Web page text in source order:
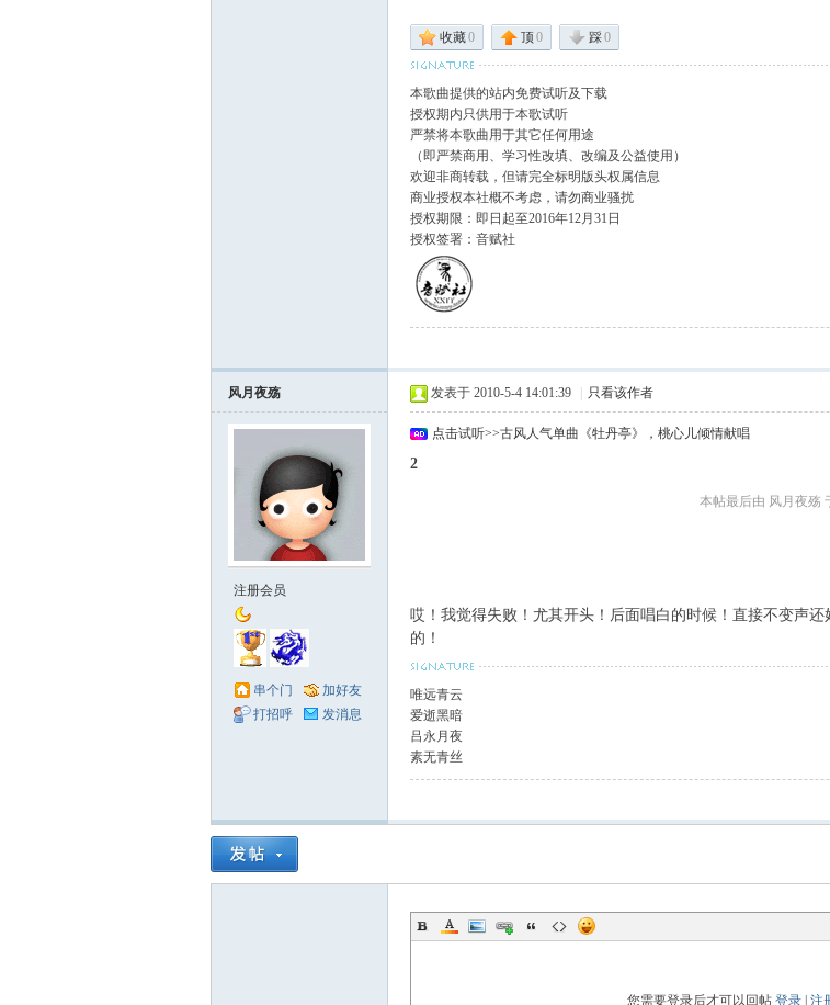
收藏0 顶0 踩0
本歌曲提供的站内免费试听及下载
授权期内只供用于本歌试听
严禁将本歌曲用于其它任何用途
（即严禁商用、学习性改填、改编及公益使用）
欢迎非商转载，但请完全标明版头权属信息
商业授权本社概不考虑，请勿商业骚扰
授权期限：即日起至2016年12月31日
授权签署：音赋社
风月夜殇
注册会员
串个门
加好友
打招呼
发消息
发表于 2010-5-4 14:01:39 只看该作者
点击试听>>古风人气单曲《牡丹亭》，桃心儿倾情献唱
2
本帖最后由 风月夜殇
哎！我觉得失败！尤其开头！后面唱白的时候！直接不变声还
的！
唯远青云
爱逝黑暗
吕永月夜
素无青丝
您需要登录后才可以回帖 登录 注